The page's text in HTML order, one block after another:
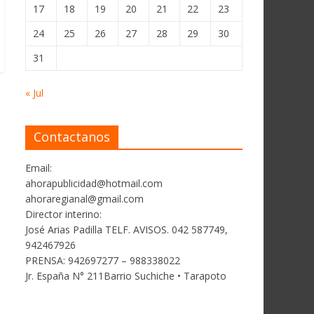
17
18 19 20 21 22
23
24
25 26 27 28 29
30
31
« Jul
Contactanos
Email:
ahorapublicidad@hotmail.com
ahoraregianal@gmail.com
Director interino:
José Arias Padilla TELF. AVISOS. 042 587749,
942467926
PRENSA: 942697277 – 988338022
Jr. España N° 211Barrio Suchiche • Tarapoto